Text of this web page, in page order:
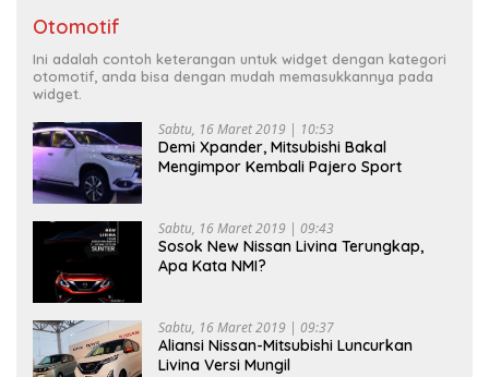
Otomotif
Ini adalah contoh keterangan untuk widget dengan kategori
otomotif, anda bisa dengan mudah memasukkannya pada
widget.
Sabtu, 16 Maret 2019 | 10:53
Demi Xpander, Mitsubishi Bakal
Mengimpor Kembali Pajero Sport
Sabtu, 16 Maret 2019 | 09:43
Sosok New Nissan Livina Terungkap,
Apa Kata NMI?
Sabtu, 16 Maret 2019 | 09:37
Aliansi Nissan-Mitsubishi Luncurkan
Livina Versi Mungil